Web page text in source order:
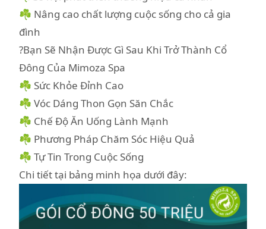
☘️ Nâng cao chất lượng cuộc sống cho cả gia
đình
?Bạn Sẽ Nhận Được Gì Sau Khi Trở Thành Cổ
Đông Của Mimoza Spa
☘️ Sức Khỏe Đỉnh Cao
☘️ Vóc Dáng Thon Gọn Săn Chắc
☘️ Chế Độ Ăn Uống Lành Mạnh
☘️ Phương Pháp Chăm Sóc Hiệu Quả
☘️ Tự Tin Trong Cuộc Sống
Chi tiết tại bảng minh họa dưới đây: